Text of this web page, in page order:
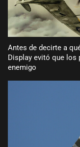
Antes de decirte a
Display evitó que los
enemigo